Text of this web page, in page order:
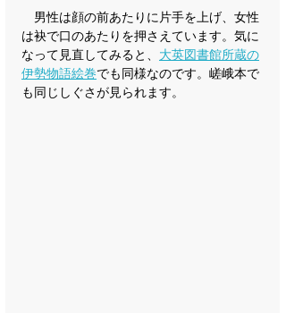
男性は顔の前あたりに片手を上げ、女性
は袂で口のあたりを押さえています。気に
なって見直してみると、 大英図書館所蔵の
伊勢物語絵巻でも同様なのです。嵯峨本で
も同じしぐさが見られます。